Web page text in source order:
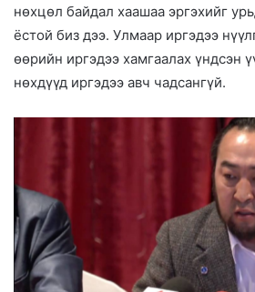
нөхцөл байдал хаашаа эргэхийг
ёстой биз дээ. Улмаар иргэдээ
өөрийн иргэдээ хамгаалах үндсэн
нөхдүүд иргэдээ авч чадсангүй.